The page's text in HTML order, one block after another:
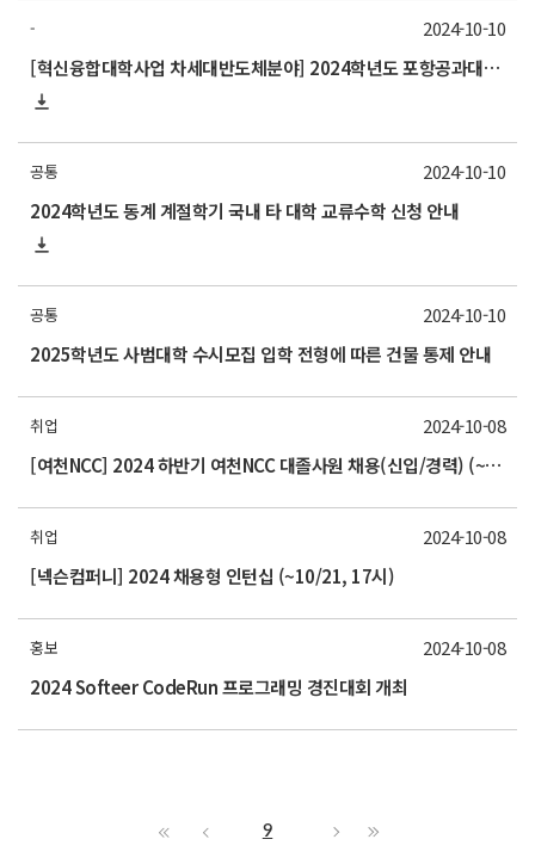
-
[혁신융합대학사업 차세대반도체분야] 2024학년도 포항공과대학교 동계 계절학기 교류 수학 안내
2024-10-10
공통
2024학년도 동계 계절학기 국내 타 대학 교류수학 신청 안내
2024-10-10
공통
2025학년도 사범대학 수시모집 입학 전형에 따른 건물 통제 안내
2024-10-10
취업
[여천NCC] 2024 하반기 여천NCC 대졸사원 채용(신입/경력) (~10/21(월) 15시까지)
2024-10-08
취업
[넥슨컴퍼니] 2024 채용형 인턴십 (~10/21, 17시)
2024-10-08
홍보
2024 Softeer CodeRun 프로그래밍 경진대회 개최
2024-10-08
9